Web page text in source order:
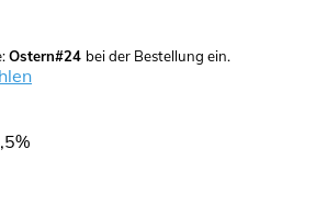
Ostern#24 bei der Bestellung ein.